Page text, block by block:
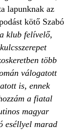
lapunknak az
kötő Szabó
klub felívelő,
több
válogatott
is, ennek
a fiatal
magyar
eséllyel marad